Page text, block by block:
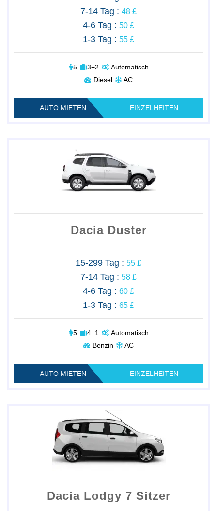
7-14 Tag : 48 £
4-6 Tag : 50 £
1-3 Tag : 55 £
5 3+2
Automatisch
Diesel
AC
AUTO MIETEN EINZELHEITEN
Dacia Duster
15-299 Tag : 55 £
7-14 Tag : 58 £
4-6 Tag : 60 £
1-3 Tag : 65 £
5 4+1
Automatisch
Benzin
AC
AUTO MIETEN EINZELHEITEN
Dacia Lodgy 7 Sitzer